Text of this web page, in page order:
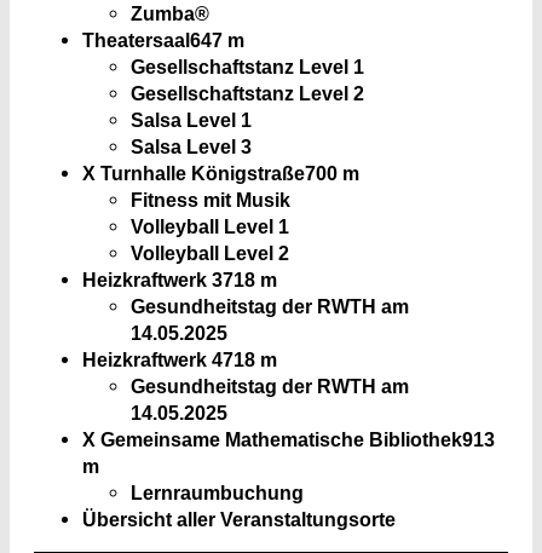
Zumba®
Theatersaal647 m
Gesellschaftstanz Level 1
Gesellschaftstanz Level 2
Salsa Level 1
Salsa Level 3
X Turnhalle Königstraße700 m
Fitness mit Musik
Volleyball Level 1
Volleyball Level 2
Heizkraftwerk 3718 m
Gesundheitstag der RWTH am
14.05.2025
Heizkraftwerk 4718 m
Gesundheitstag der RWTH am
14.05.2025
X Gemeinsame Mathematische Bibliothek913
m
Lernraumbuchung
Übersicht aller Veranstaltungsorte